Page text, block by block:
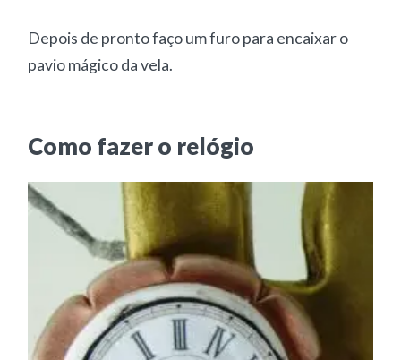
Depois de pronto faço um furo para encaixar o
pavio mágico da vela.
Como fazer o relógio